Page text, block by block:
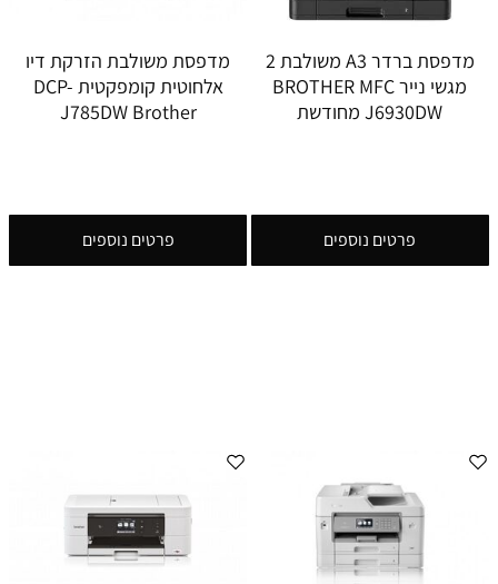
מדפסת ברדר A3 משולבת 2
מגשי נייר BROTHER MFC
J6930DW מחודשת
פרטים נוספים
מדפסת משולבת הזרקת דיו
אלחוטית קומפקטית DCP-
J785DW Brother
פרטים נוספים